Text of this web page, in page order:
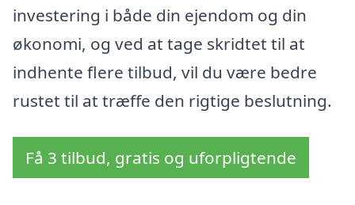
investering i både din ejendom og din
økonomi, og ved at tage skridtet til at
indhente flere tilbud, vil du være bedre
rustet til at træffe den rigtige beslutning.
Få 3 tilbud, gratis og uforpligtende